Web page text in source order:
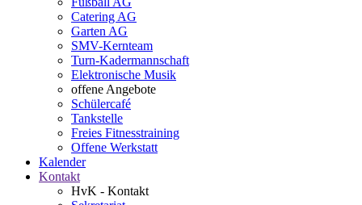
Catering AG
Garten AG
SMV-Kernteam
Turn-Kadermannschaft
Elektronische Musik
offene Angebote
Schülercafé
Tankstelle
Freies Fitnesstraining
Offene Werkstatt
Kalender
Kontakt
HvK - Kontakt